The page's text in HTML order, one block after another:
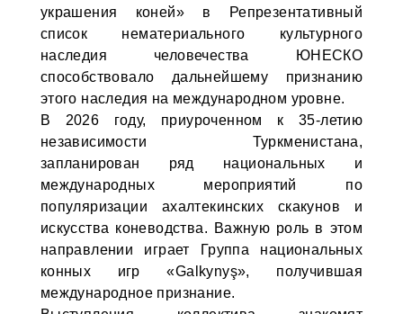
украшения коней» в Репрезентативный
список нематериального культурного
наследия человечества ЮНЕСКО
способствовало дальнейшему признанию
этого наследия на международном уровне.
В 2026 году, приуроченном к 35-летию
независимости Туркменистана,
запланирован ряд национальных и
международных мероприятий по
популяризации ахалтекинских скакунов и
искусства коневодства. Важную роль в этом
направлении играет Группа национальных
конных игр «Galkynyş», получившая
международное признание.